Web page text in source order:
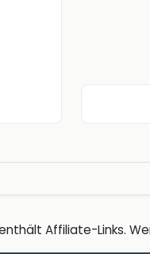
Affiliate-Links.